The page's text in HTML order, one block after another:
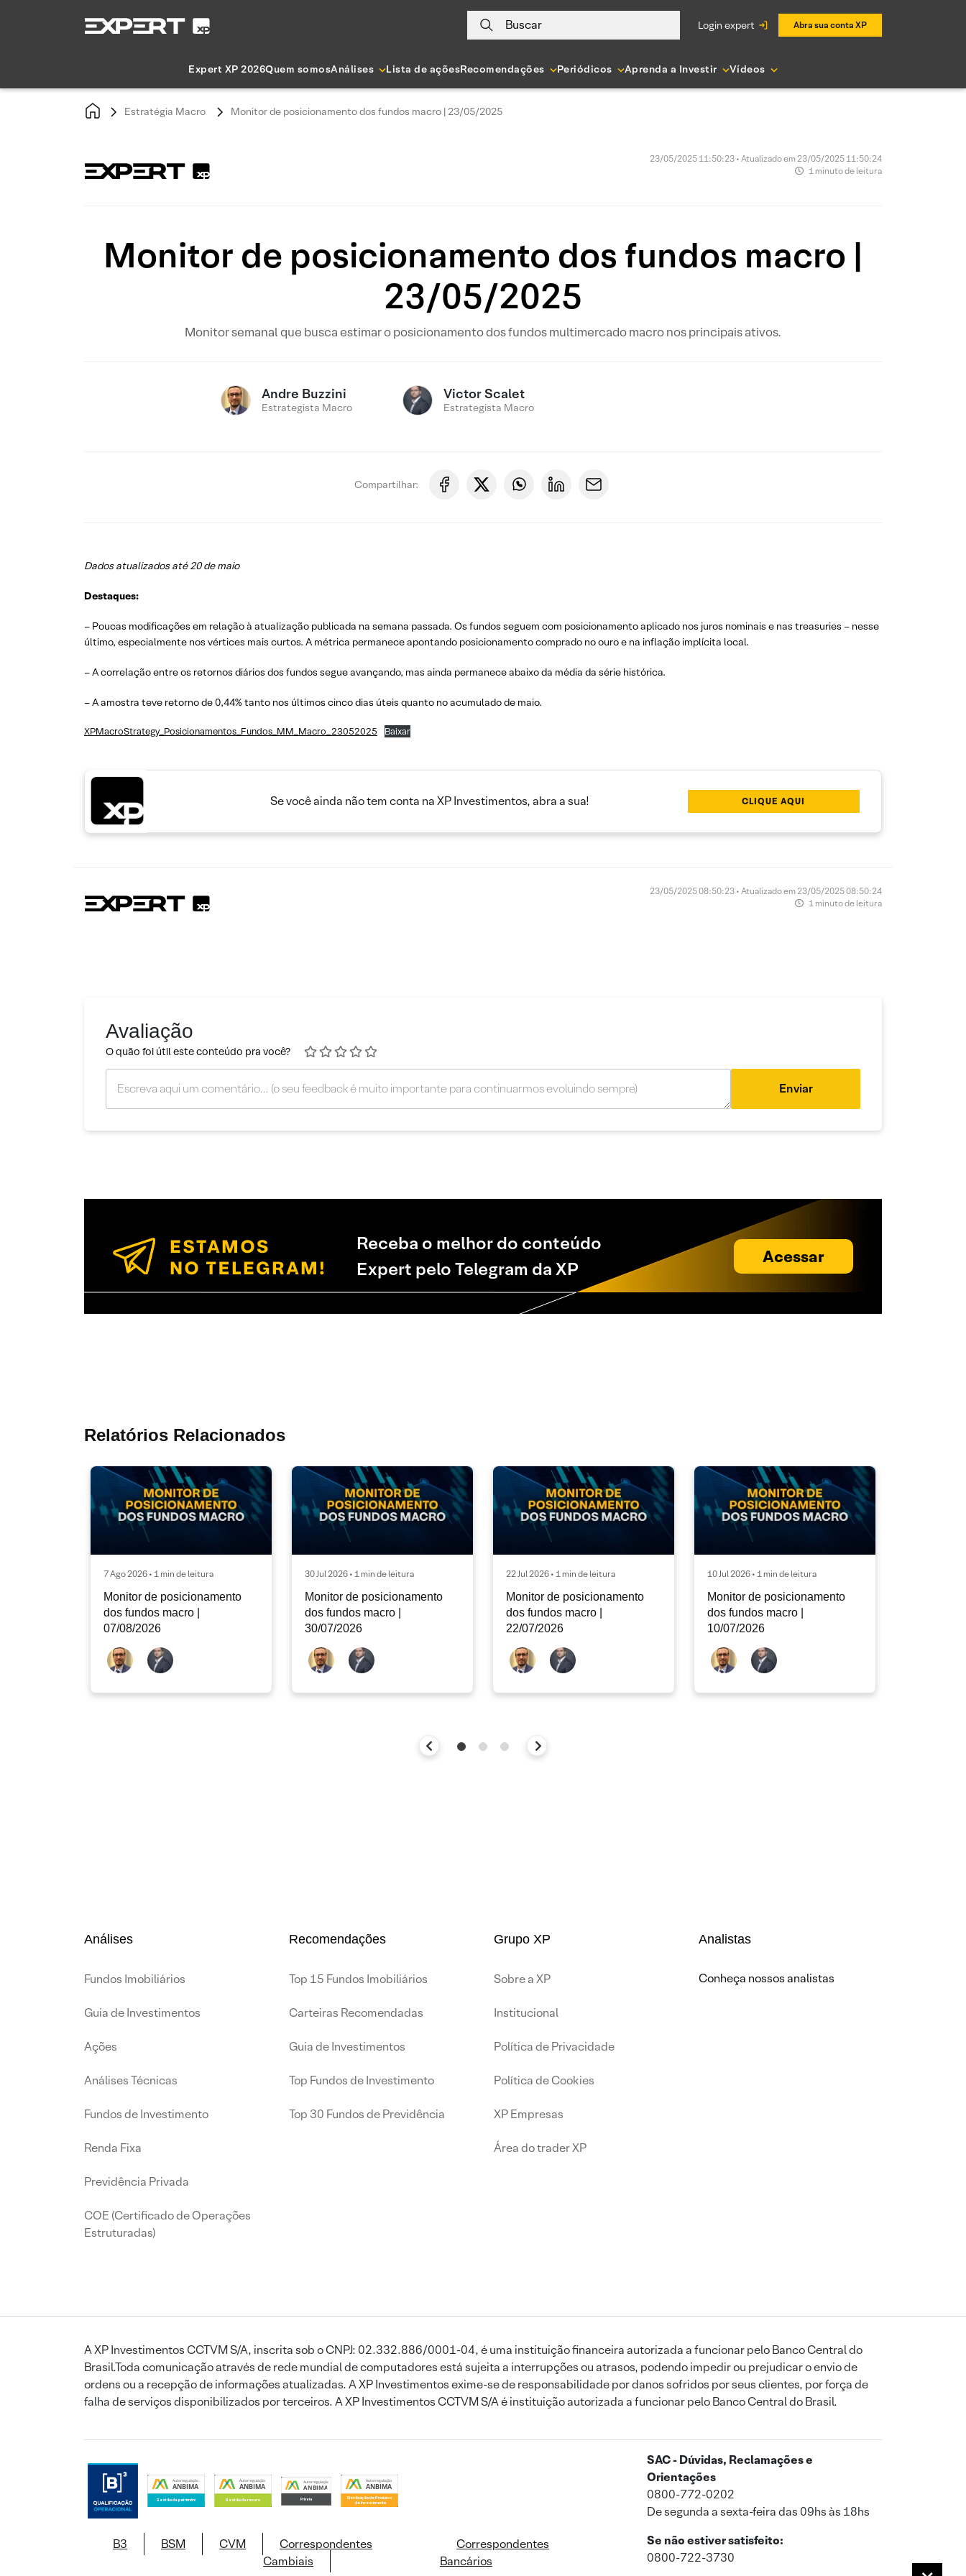
Buscar login expert Abra sua conta XP
Expert XP 2026Quem somosAnálises Lista de açõesRecomendações Periódicos Aprenda a Investir Vídeos
Estratégia Macro Monitor de posicionamento dos fundos macro | 23/05/2025
23/05/2025 11:50:23 • Atualizado em 23/05/2025 11:50:24
1 minuto de leitura
Monitor de posicionamento dos fundos macro |
23/05/2025
Monitor semanal que busca estimar o posicionamento dos fundos multimercado macro nos principais ativos.
Andre Buzzini
Estrategista Macro
Victor Scalet
Estrategista Macro
Compartilhar:
Dados atualizados até 20 de maio
Destaques:
– Poucas modificações em relação à atualização publicada na semana passada. Os fundos seguem com posicionamento aplicado nos juros nominais e nas treasuries – nesse
último, especialmente nos vértices mais curtos. A métrica permanece apontando posicionamento comprado no ouro e na inflação implícita local.
– A correlação entre os retornos diários dos fundos segue avançando, mas ainda permanece abaixo da média da série histórica.
– A amostra teve retorno de 0,44% tanto nos últimos cinco dias úteis quanto no acumulado de maio.
XPMacroStrategy_Posicionamentos_Fundos_MM_Macro_23052025 Baixar
Se você ainda não tem conta na XP Investimentos, abra a sua! CLIQUE AQUI
23/05/2025 08:50:23 • Atualizado em 23/05/2025 08:50:24
1 minuto de leitura
Avaliação
O quão foi útil este conteúdo pra você?
Enviar
Receba o melhor do conteúdo
Expert pelo Telegram da XP
Acessar
Relatórios Relacionados
7 Ago 2026 • 1 min de leitura
Monitor de posicionamento
dos fundos macro |
07/08/2026
30 Jul 2026 • 1 min de leitura
Monitor de posicionamento
dos fundos macro |
30/07/2026
22 Jul 2026 • 1 min de leitura
Monitor de posicionamento
dos fundos macro |
22/07/2026
10 Jul 2026 • 1 min de leitura
Monitor de posicionamento
dos fundos macro |
10/07/2026
Análises
Fundos Imobiliários
Guia de Investimentos
Ações
Análises Técnicas
Fundos de Investimento
Renda Fixa
Previdência Privada
COE (Certificado de Operações
Estruturadas)
Recomendações
Top 15 Fundos Imobiliários
Carteiras Recomendadas
Guia de Investimentos
Top Fundos de Investimento
Top 30 Fundos de Previdência
Grupo XP
Sobre a XP
Institucional
Política de Privacidade
Política de Cookies
XP Empresas
Área do trader XP
Analistas
Conheça nossos analistas
A XP Investimentos CCTVM S/A, inscrita sob o CNPJ: 02.332.886/0001-04, é uma instituição financeira autorizada a funcionar pelo Banco Central do
Brasil.Toda comunicação através de rede mundial de computadores está sujeita a interrupções ou atrasos, podendo impedir ou prejudicar o envio de
ordens ou a recepção de informações atualizadas. A XP Investimentos exime-se de responsabilidade por danos sofridos por seus clientes, por força de
falha de serviços disponibilizados por terceiros. A XP Investimentos CCTVM S/A é instituição autorizada a funcionar pelo Banco Central do Brasil.
B3 BSM CVM
Correspondentes
Cambiais
Correspondentes
Bancários
SAC - Dúvidas, Reclamações e
Orientações
0800-772-0202
De segunda a sexta-feira das 09hs às 18hs
Se não estiver satisfeito:
0800-722-3730